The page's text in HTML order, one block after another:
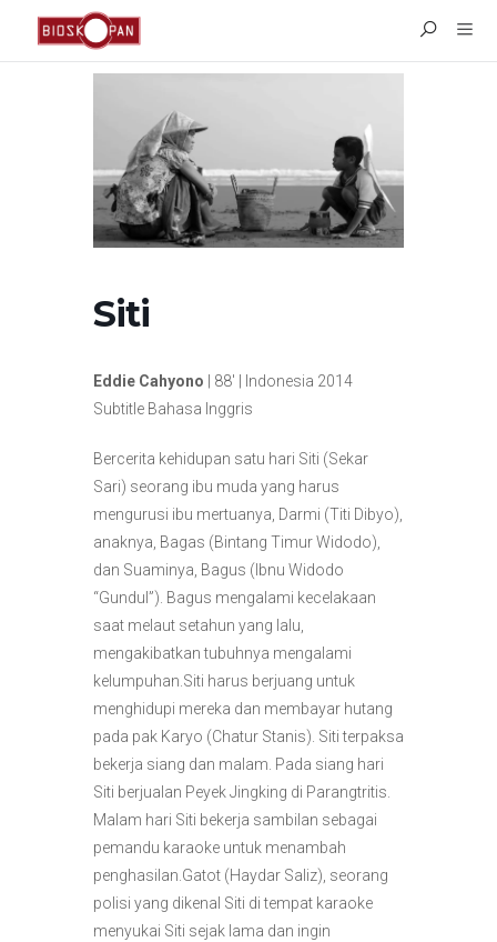
Siti
Eddie Cahyono | 88′ | Indonesia 2014
Subtitle Bahasa Inggris
Bercerita kehidupan satu hari Siti (Sekar
Sari) seorang ibu muda yang harus
mengurusi ibu mertuanya, Darmi (Titi Dibyo),
anaknya, Bagas (Bintang Timur Widodo),
dan Suaminya, Bagus (Ibnu Widodo
“Gundul”). Bagus mengalami kecelakaan
saat melaut setahun yang lalu,
mengakibatkan tubuhnya mengalami
kelumpuhan.Siti harus berjuang untuk
menghidupi mereka dan membayar hutang
pada pak Karyo (Chatur Stanis). Siti terpaksa
bekerja siang dan malam. Pada siang hari
Siti berjualan Peyek Jingking di Parangtritis.
Malam hari Siti bekerja sambilan sebagai
pemandu karaoke untuk menambah
penghasilan.Gatot (Haydar Saliz), seorang
polisi yang dikenal Siti di tempat karaoke
menyukai Siti sejak lama dan ingin